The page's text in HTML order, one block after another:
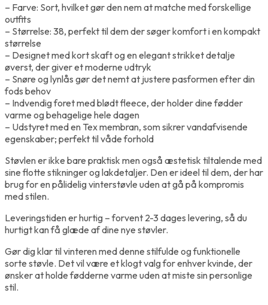
– Farve: Sort, hvilket gør den nem at matche med forskellige
outfits
– Størrelse: 38, perfekt til dem der søger komfort i en kompakt
størrelse
– Designet med kort skaft og en elegant strikket detalje
øverst, der giver et moderne udtryk
– Snøre og lynlås gør det nemt at justere pasformen efter din
fods behov
– Indvendig foret med blødt fleece, der holder dine fødder
varme og behagelige hele dagen
– Udstyret med en Tex membran, som sikrer vandafvisende
egenskaber; perfekt til våde forhold
Støvlen er ikke bare praktisk men også æstetisk tiltalende med
sine flotte stikninger og lakdetaljer. Den er ideel til dem, der har
brug for en pålidelig vinterstøvle uden at gå på kompromis
med stilen.
Leveringstiden er hurtig – forvent 2-3 dages levering, så du
hurtigt kan få glæde af dine nye støvler.
Gør dig klar til vinteren med denne stilfulde og funktionelle
sorte støvle. Det vil være et klogt valg for enhver kvinde, der
ønsker at holde fødderne varme uden at miste sin personlige
stil.